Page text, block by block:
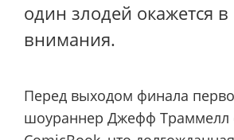
один злодей окажется в
внимания.
Перед выходом финала
шоураннер Джефф Траммелл